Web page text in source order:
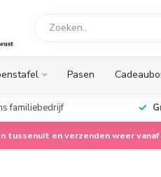
Pasen
familiebedrijf
tussenuit en verzenden weer